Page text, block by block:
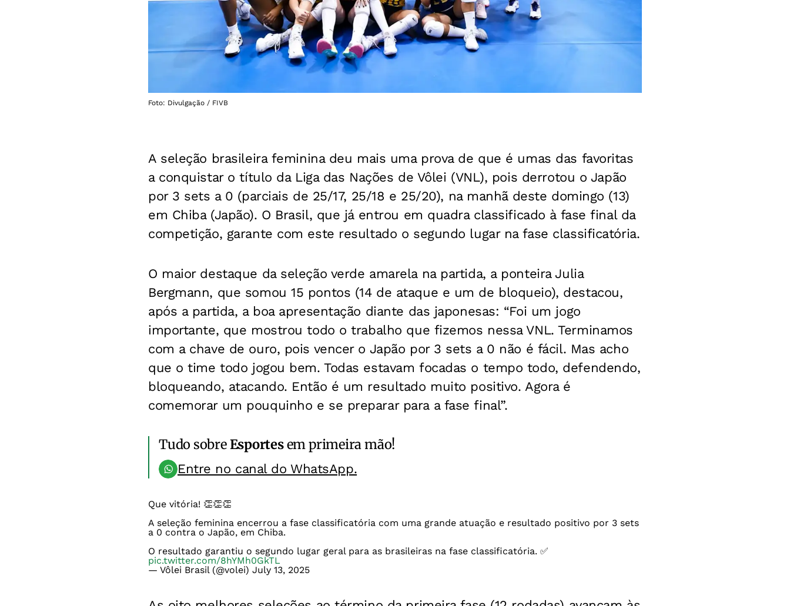
Foto: Divulgação / FIVB
A seleção brasileira feminina deu mais uma prova de que é umas das favoritas
a conquistar o título da Liga das Nações de Vôlei (VNL), pois derrotou o Japão
por 3 sets a 0 (parciais de 25/17, 25/18 e 25/20), na manhã deste domingo (13)
em Chiba (Japão). O Brasil, que já entrou em quadra classificado à fase final da
competição, garante com este resultado o segundo lugar na fase classificatória.
O maior destaque da seleção verde amarela na partida, a ponteira Julia
Bergmann, que somou 15 pontos (14 de ataque e um de bloqueio), destacou,
após a partida, a boa apresentação diante das japonesas: “Foi um jogo
importante, que mostrou todo o trabalho que fizemos nessa VNL. Terminamos
com a chave de ouro, pois vencer o Japão por 3 sets a 0 não é fácil. Mas acho
que o time todo jogou bem. Todas estavam focadas o tempo todo, defendendo,
bloqueando, atacando. Então é um resultado muito positivo. Agora é
comemorar um pouquinho e se preparar para a fase final”.
Tudo sobreEsportesem primeira mão!
Entre no canal do WhatsApp.
Que vitória! 👏👏👏
A seleção feminina encerrou a fase classificatória com uma grande atuação e resultado positivo por 3 sets
a 0 contra o Japão, em Chiba.
O resultado garantiu o segundo lugar geral para as brasileiras na fase classificatória. ✅
pic.twitter.com/8hYMh0GkTL
— Vôlei Brasil (@volei) July 13, 2025